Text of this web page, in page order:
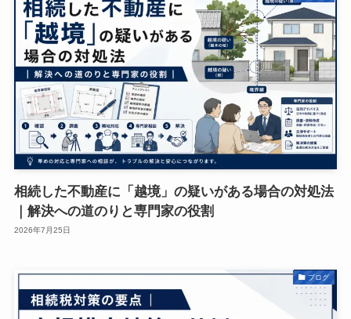
相続した不動産に「越境」の疑いがある場合の対処法
｜解決への道のりと専門家の役割
2026年7月25日
ブログ